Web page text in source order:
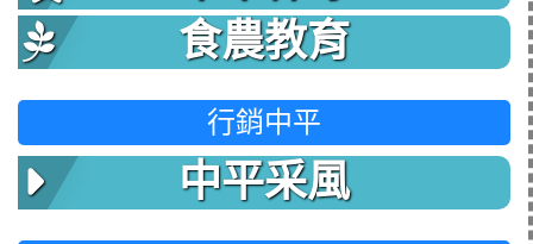
食農教育
行銷中平
中平采風